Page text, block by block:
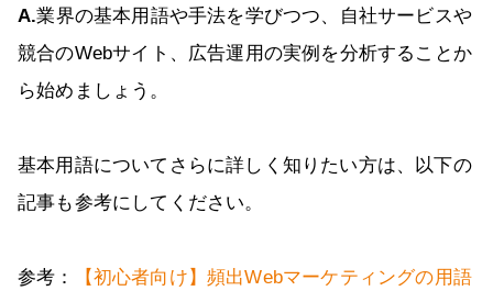
A.業界の基本用語や手法を学びつつ、自社サービスや
競合のWebサイト、広告運用の実例を分析することか
ら始めましょう。
基本用語についてさらに詳しく知りたい方は、以下の
記事も参考にしてください。
参考：
【初心者向け】頻出Webマーケティングの用語